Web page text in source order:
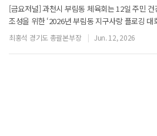
[금요저널] 과천시 부림동 체육회는 12일 주민
조성을 위한 ‘2026년 부림동 지구사랑 플로깅 대
중앙공원에서 출발해 대공원 나들길을 거쳐 대공
진행됐다.행사에는 주민 약 250명이
최홍석 경기도 총괄본부장 Jun. 12, 2026